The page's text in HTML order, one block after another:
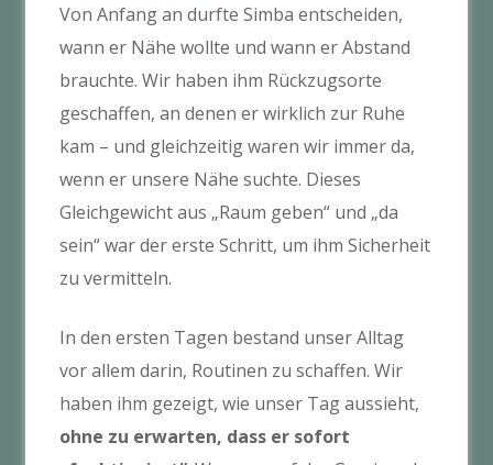
Von Anfang an durfte Simba entscheiden,
wann er Nähe wollte und wann er Abstand
brauchte. Wir haben ihm Rückzugsorte
geschaffen, an denen er wirklich zur Ruhe
kam – und gleichzeitig waren wir immer da,
wenn er unsere Nähe suchte. Dieses
Gleichgewicht aus „Raum geben“ und „da
sein“ war der erste Schritt, um ihm Sicherheit
zu vermitteln.
In den ersten Tagen bestand unser Alltag
vor allem darin, Routinen zu schaffen. Wir
haben ihm gezeigt, wie unser Tag aussieht,
ohne zu erwarten, dass er sofort